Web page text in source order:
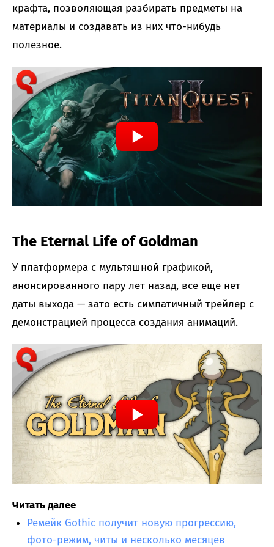
крафта, позволяющая разбирать предметы на
материалы и создавать из них что-нибудь
полезное.
The Eternal Life of Goldman
У платформера с мультяшной графикой,
анонсированного пару лет назад, все еще нет
даты выхода — зато есть симпатичный трейлер с
демонстрацией процесса создания анимаций.
Читать далее
Ремейк Gothic получит новую прогрессию,
фото-режим, читы и несколько месяцев